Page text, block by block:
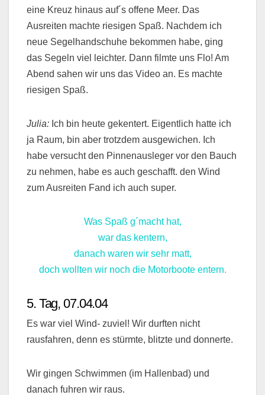
eine Kreuz hinaus auf´s offene Meer. Das
Ausreiten machte riesigen Spaß. Nachdem ich
neue Segelhandschuhe bekommen habe, ging
das Segeln viel leichter. Dann filmte uns Flo! Am
Abend sahen wir uns das Video an. Es machte
riesigen Spaß.
Julia: Ich bin heute gekentert. Eigentlich hatte ich
ja Raum, bin aber trotzdem ausgewichen. Ich
habe versucht den Pinnenausleger vor den Bauch
zu nehmen, habe es auch geschafft. den Wind
zum Ausreiten Fand ich auch super.
Was Spaß g´macht hat,
war das kentern,
danach waren wir sehr matt,
doch wollten wir noch die Motorboote entern.
5. Tag, 07.04.04
Es war viel Wind- zuviel! Wir durften nicht
rausfahren, denn es stürmte, blitzte und donnerte.
Wir gingen Schwimmen (im Hallenbad) und
danach fuhren wir raus.